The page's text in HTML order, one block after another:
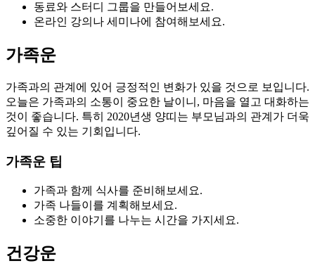
동료와 스터디 그룹을 만들어보세요.
온라인 강의나 세미나에 참여해보세요.
가족운
가족과의 관계에 있어 긍정적인 변화가 있을 것으로 보입니다.
오늘은 가족과의 소통이 중요한 날이니, 마음을 열고 대화하는
것이 좋습니다. 특히 2020년생 양띠는 부모님과의 관계가 더욱
깊어질 수 있는 기회입니다.
가족운 팁
가족과 함께 식사를 준비해보세요.
가족 나들이를 계획해보세요.
소중한 이야기를 나누는 시간을 가지세요.
건강운